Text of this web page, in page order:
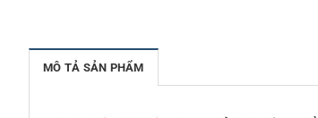
MÔ TẢ SẢN PHẨM